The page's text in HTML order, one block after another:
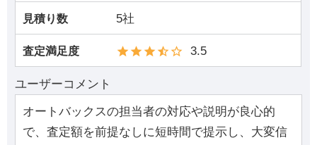
見積り数 5社
査定満足度 3.5
ユーザーコメント
オートバックスの担当者の対応や説明が良心的
で、査定額を前提なしに短時間で提示し、大変信